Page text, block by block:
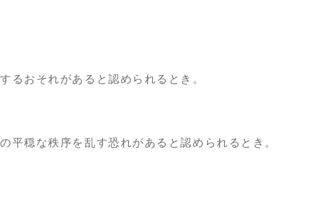
るおそれがあると認められるとき。
平穏な秩序を乱す恐れがあると認められるとき。